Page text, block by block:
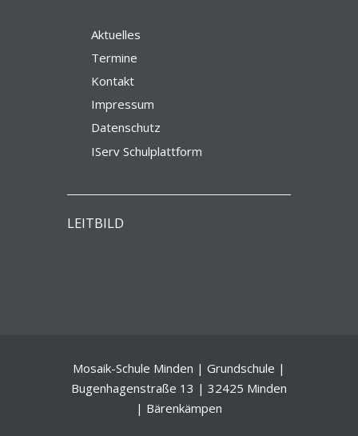
Aktuelles
Termine
Kontakt
Impressum
Datenschutz
IServ Schulplattform
LEITBILD
Mosaik-Schule Minden | Grundschule |
Bugenhagenstraße 13 | 32425 Minden
| Bärenkämpen